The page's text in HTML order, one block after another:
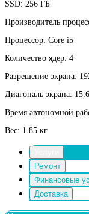
SSD: 256 ГБ
Производитель
Процессор: Core i5
Количество ядер: 4
Разрешение экрана:
Диагональ экрана:
Время автономной
Вес: 1.85 кг
Ремонт
Финансовые
Доставка